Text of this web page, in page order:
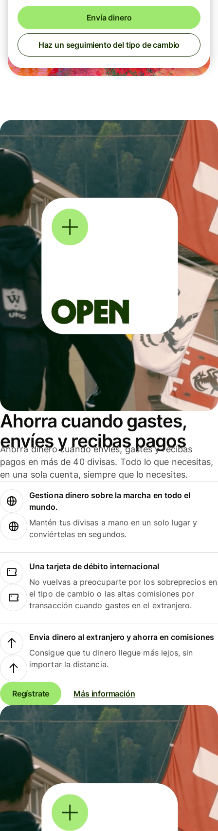
Envía dinero
Haz un seguimiento del tipo de cambio
Ahorra cuando gastes,
envíes y recibas pagos
Ahorra dinero cuando envíes, gastes y recibas
pagos en más de 40 divisas. Todo lo que necesitas,
en una sola cuenta, siempre que lo necesites.
Gestiona dinero sobre la marcha en todo el
mundo.
Mantén tus divisas a mano en un solo lugar y
conviértelas en segundos.
Una tarjeta de débito internacional
No vuelvas a preocuparte por los sobreprecios en
el tipo de cambio o las altas comisiones por
transacción cuando gastes en el extranjero.
Envía dinero al extranjero y ahorra en comisiones
Consigue que tu dinero llegue más lejos, sin
importar la distancia.
Regístrate Más información